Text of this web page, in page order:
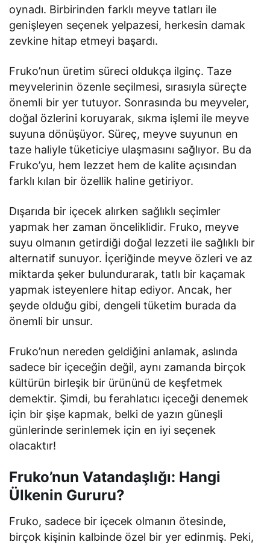
oynadı. Birbirinden farklı meyve tatları ile
genişleyen seçenek yelpazesi, herkesin damak
zevkine hitap etmeyi başardı.
Fruko’nun üretim süreci oldukça ilginç. Taze
meyvelerinin özenle seçilmesi, sırasıyla süreçte
önemli bir yer tutuyor. Sonrasında bu meyveler,
doğal özlerini koruyarak, sıkma işlemi ile meyve
suyuna dönüşüyor. Süreç, meyve suyunun en
taze haliyle tüketiciye ulaşmasını sağlıyor. Bu da
Fruko’yu, hem lezzet hem de kalite açısından
farklı kılan bir özellik haline getiriyor.
Dışarıda bir içecek alırken sağlıklı seçimler
yapmak her zaman önceliklidir. Fruko, meyve
suyu olmanın getirdiği doğal lezzeti ile sağlıklı bir
alternatif sunuyor. İçeriğinde meyve özleri ve az
miktarda şeker bulundurarak, tatlı bir kaçamak
yapmak isteyenlere hitap ediyor. Ancak, her
şeyde olduğu gibi, dengeli tüketim burada da
önemli bir unsur.
Fruko’nun nereden geldiğini anlamak, aslında
sadece bir içeceğin değil, aynı zamanda birçok
kültürün birleşik bir ürününü de keşfetmek
demektir. Şimdi, bu ferahlatıcı içeceği denemek
için bir şişe kapmak, belki de yazın güneşli
günlerinde serinlemek için en iyi seçenek
olacaktır!
Fruko’nun Vatandaşlığı: Hangi
Ülkenin Gururu?
Fruko, sadece bir içecek olmanın ötesinde,
birçok kişinin kalbinde özel bir yer edinmiş. Peki,